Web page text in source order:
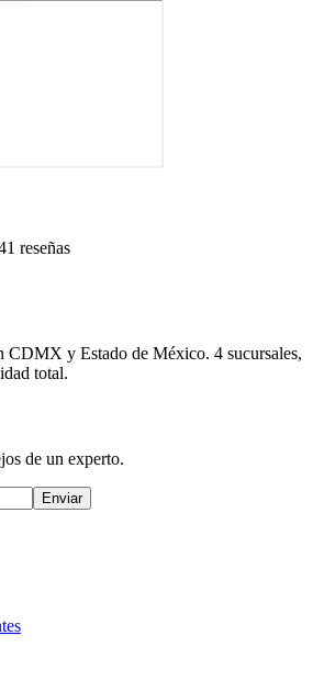
reseñas
CDMX y Estado de México. 4 sucursales,
total.
de un experto.
Enviar